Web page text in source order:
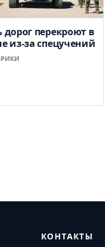
дорог перекроют в
из-за спецучений
КОНТАКТЫ